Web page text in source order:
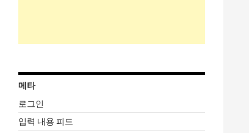
메타
로그인
입력 내용 피드